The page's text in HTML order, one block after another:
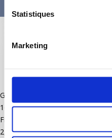
Statistiques
Marketing
ROULANT
Gaine : ∅
16mm
Fil HO7 VU
2,5mm² –